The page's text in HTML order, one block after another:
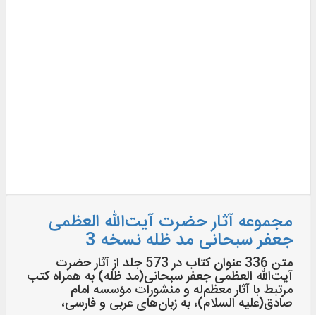
مجموعه آثار حضرت آیت‌الله العظمی
جعفر سبحانی مد ظله نسخه 3
متن 336 عنوان کتاب در 573 جلد از آثار حضرت‌
آیت‌الله العظمی جعفر سبحانی(مد ظله) به همراه کتب
مرتبط با آثار معظم‌له و منشورات مؤسسه امام
صادق(علیه السلام)، به زبان‌های عربی و فارسی،